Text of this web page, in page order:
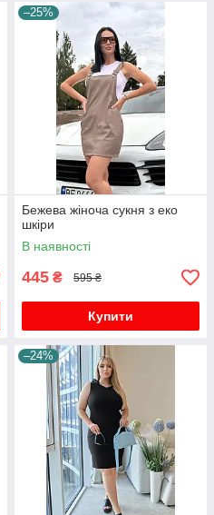
–25%
Бежева жіноча сукня з еко
шкіри
В наявності
445 ₴ 595 ₴
Купити
–24%